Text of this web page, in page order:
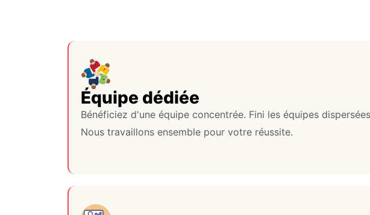
Équipe dédiée
Bénéficiez d'une équipe concentrée. Fini les équipes
Nous travaillons ensemble pour votre réussite.